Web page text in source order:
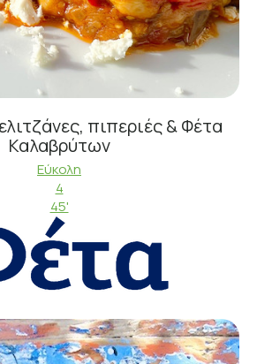
πιπεριές & Φέτα
Καλαβρύτων
Εύκολη
4
45'